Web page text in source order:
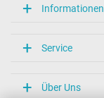
Informationen
Service
Über Uns